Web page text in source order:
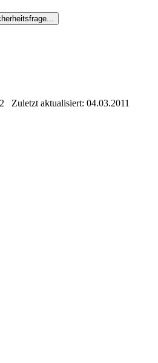
Zuletzt aktualisiert: 04.03.2011